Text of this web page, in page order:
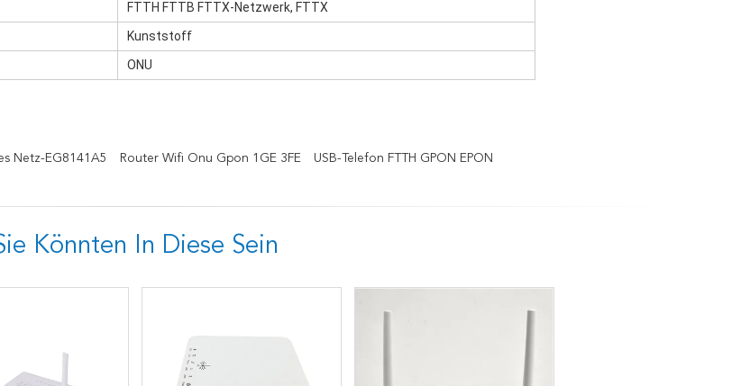
FTTH FTTB FTTX-Netzwerk, FTTX
Kunststoff
ONU
Netz-EG8141A5 Router Wifi Onu Gpon 1GE 3FE USB-Telefon FTTH GPON EPON
Könnten In Diese Sein